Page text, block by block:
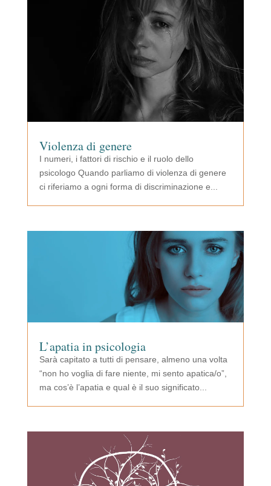
Violenza di genere
I numeri, i fattori di rischio e il ruolo dello
psicologo Quando parliamo di violenza di genere
ci riferiamo a ogni forma di discriminazione e...
L’apatia in psicologia
Sarà capitato a tutti di pensare, almeno una volta
“non ho voglia di fare niente, mi sento apatica/o”,
ma cos’è l’apatia e qual è il suo significato...